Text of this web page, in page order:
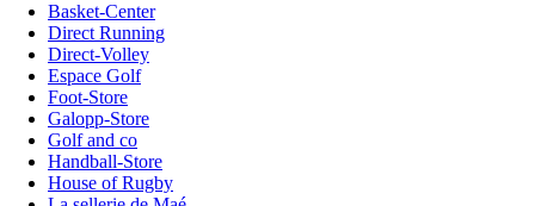
Basket-Center
Direct Running
Direct-Volley
Espace Golf
Foot-Store
Galopp-Store
Golf and co
Handball-Store
House of Rugby